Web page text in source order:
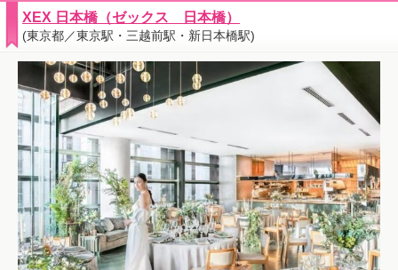
XEX 日本橋（ゼックス 日本橋）
(東京都／東京駅・三越前駅・新日本橋駅)